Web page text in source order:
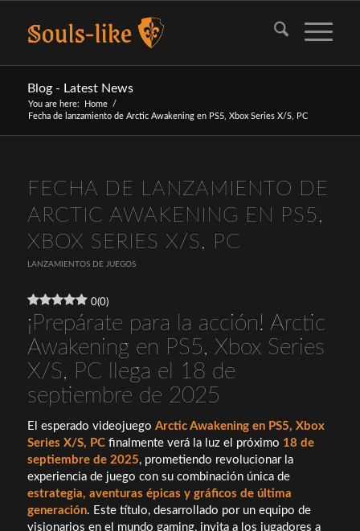
Blog - Latest News
You are here: Home
/
Fecha de lanzamiento de Arctic Awakening en PS5, Xbox Series X/S, PC
FECHA DE LANZAMIENTO DE
ARCTIC AWAKENING EN PS5,
XBOX SERIES X/S, PC
LANZAMIENTOS DE JUEGOS
0(0)
¡Prepárate para la acción! Arctic
Awakening en PS5, Xbox Series
X/S, PC llega el 18 de
septiembre de 2025
El esperado videojuego Arctic Awakening en PS5, Xbox
Series X/S, PCfinalmente verá la luz el próximo 18 de
septiembre de 2025, prometiendo revolucionar la
experiencia de juego con su combinación única de
estrategia, aventuras épicas y gráficos de última
generación. Este título, desarrollado por un equipo de
visionarios en el mundo gaming, invita a los jugadores a